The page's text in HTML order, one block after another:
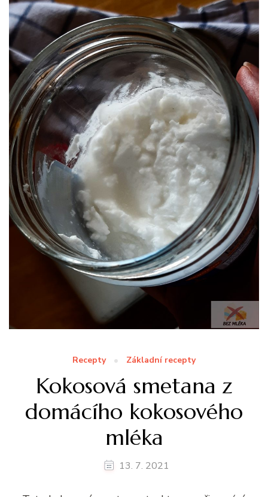
Recepty Základní recepty
Kokosová smetana z
domácího kokosového
mléka
13. 7. 2021